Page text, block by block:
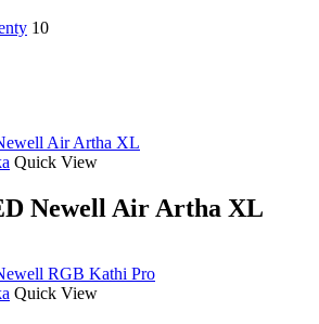
10
Quick View
Newell Air Artha XL
Quick View